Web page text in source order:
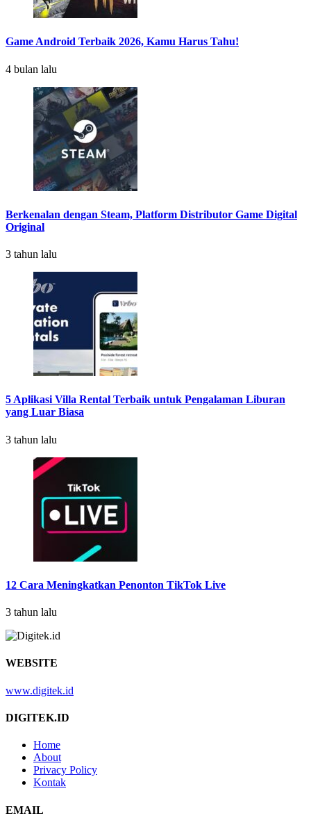
Game Android Terbaik 2026, Kamu Harus Tahu!
4 bulan lalu
Berkenalan dengan Steam, Platform Distributor Game Digital
Original
3 tahun lalu
5 Aplikasi Villa Rental Terbaik untuk Pengalaman Liburan
yang Luar Biasa
3 tahun lalu
12 Cara Meningkatkan Penonton TikTok Live
3 tahun lalu
WEBSITE
www.digitek.id
DIGITEK.ID
Home
About
Privacy Policy
Kontak
EMAIL